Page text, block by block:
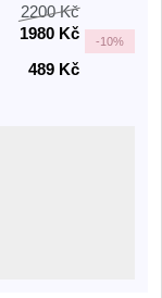
2200 Kč
1980 Kč
-10%
489 Kč